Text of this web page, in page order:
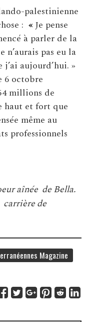
palestinienne
: «Je pense
à parler de la
n’aurais pas eu la
aujourd’hui. »
6 octobre
millions de
haut et fort que
même au
professionnels
aînée de Bella.
carrière de
Magazine